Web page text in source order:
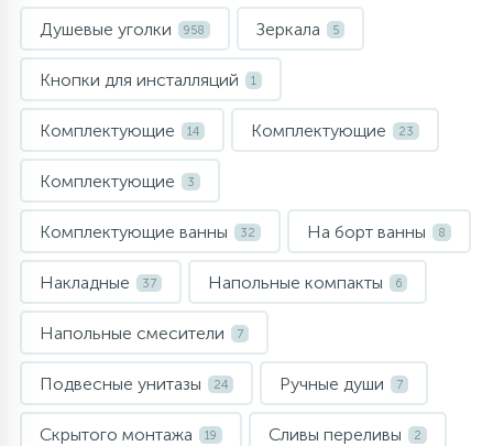
Дополнительные аксессуары
Душевые стойки
Душевые гарнитуры
Напольные смесители
10
Душевые системы
Душевые уголки 958 Зеркала 5
Кнопки для инсталляций 1
Комплектующие 14 Комплектующие 23
Комплектующие 3
Комплектующие ванны 32 На борт ванны 8
Накладные 37 Напольные компакты 6
Напольные смесители 7
Подвесные унитазы 24 Ручные души 7
Скрытого монтажа 19 Сливы переливы 2